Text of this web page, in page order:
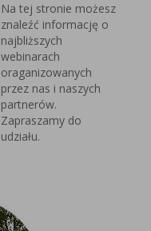
Na tej stronie możesz
znaleźć informację o
najbliższych
webinarach
oraganizowanych
przez nas i naszych
partnerów.
Zapraszamy do
udziału.